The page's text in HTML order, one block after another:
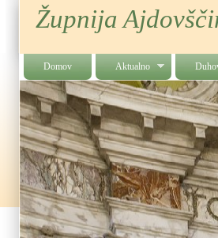
Župnija
Domov Aktualno